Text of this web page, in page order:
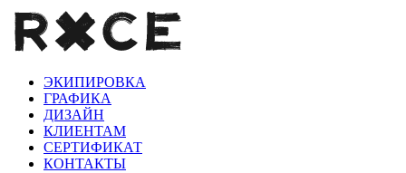
ЭКИПИРОВКА
ГРАФИКА
ДИЗАЙН
КЛИЕНТАМ
СЕРТИФИКАТ
КОНТАКТЫ